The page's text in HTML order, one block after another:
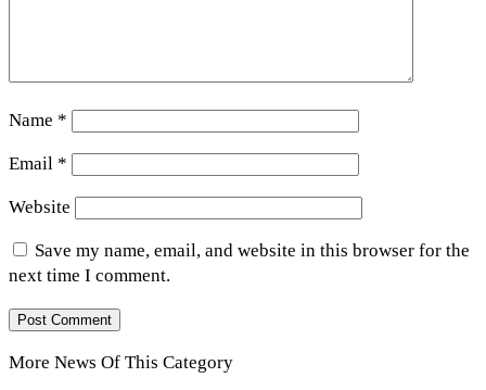
Name *
Email *
Website
Save my name, email, and website in this browser for the
next time I comment.
More News Of This Category